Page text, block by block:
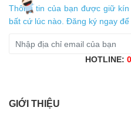
Thông tin của bạn được giữ
bất cứ lúc nào. Đăng ký ngay
HOTLINE:
GIỚI THIỆU